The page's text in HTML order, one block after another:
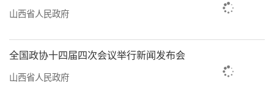
山西省人民政府
全国政协十四届四次会议举行新闻发布会
山西省人民政府